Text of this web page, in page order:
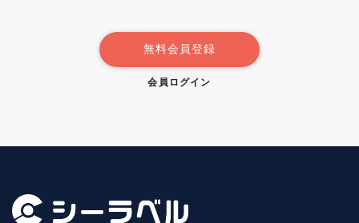
無料会員登録
会員ログイン